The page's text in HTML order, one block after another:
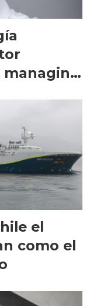
managing
el
como el